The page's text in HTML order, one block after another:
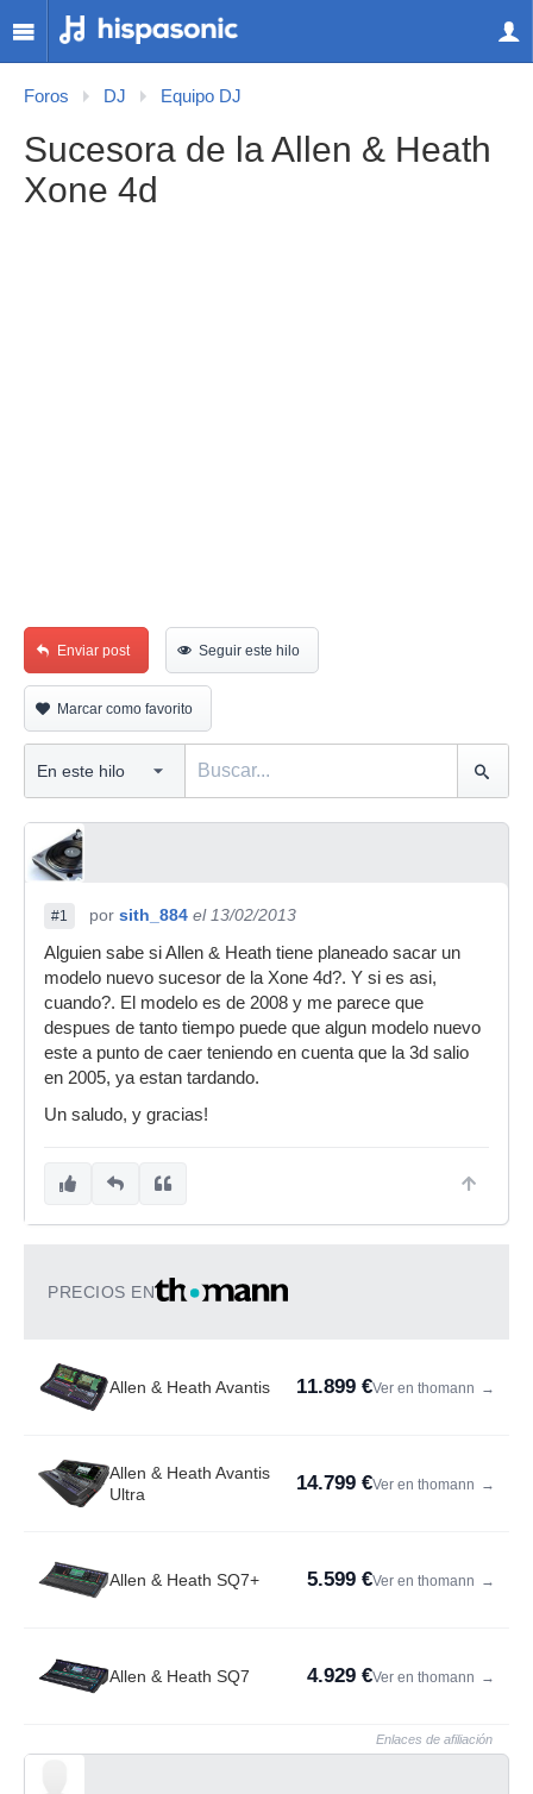
Foros DJ Equipo DJ
Sucesora de la Allen & Heath
Xone 4d
Enviar post Seguir este hilo
Marcar como favorito
#1 por sith_884 el 13/02/2013
Alguien sabe si Allen & Heath tiene planeado sacar un
modelo nuevo sucesor de la Xone 4d?. Y si es asi,
cuando?. El modelo es de 2008 y me parece que
despues de tanto tiempo puede que algun modelo nuevo
este a punto de caer teniendo en cuenta que la 3d salio
en 2005, ya estan tardando.
Un saludo, y gracias!
PRECIOS EN
Allen & Heath Avantis 11.899 €Ver en thomann →
Allen & Heath Avantis
Ultra
14.799 €Ver en thomann →
Allen & Heath SQ7+ 5.599 €Ver en thomann →
Allen & Heath SQ7 4.929 €Ver en thomann →
Enlaces de afiliación